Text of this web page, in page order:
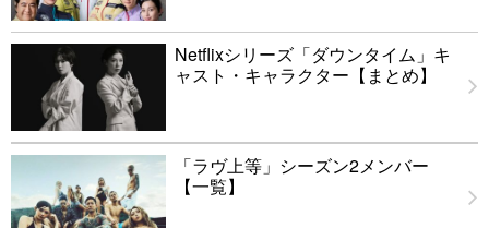
Netflixシリーズ「ダウンタイム」キ
ャスト・キャラクター【まとめ】
「ラヴ上等」シーズン2メンバー
【一覧】